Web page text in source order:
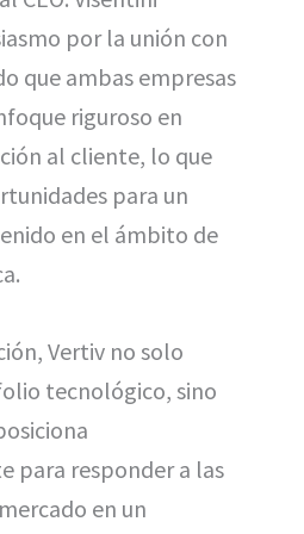
por la unión con
que ambas empresas
riguroso en
al cliente, lo que
para un
en el ámbito de
Vertiv no solo
tecnológico, sino
para responder a las
en un